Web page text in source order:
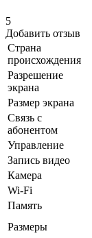
5
Добавить отзыв
Страна
происхождения
Разрешение
экрана
Размер экрана
Связь с
абонентом
Управление
Запись видео
Камера
Wi-Fi
Память
Размеры